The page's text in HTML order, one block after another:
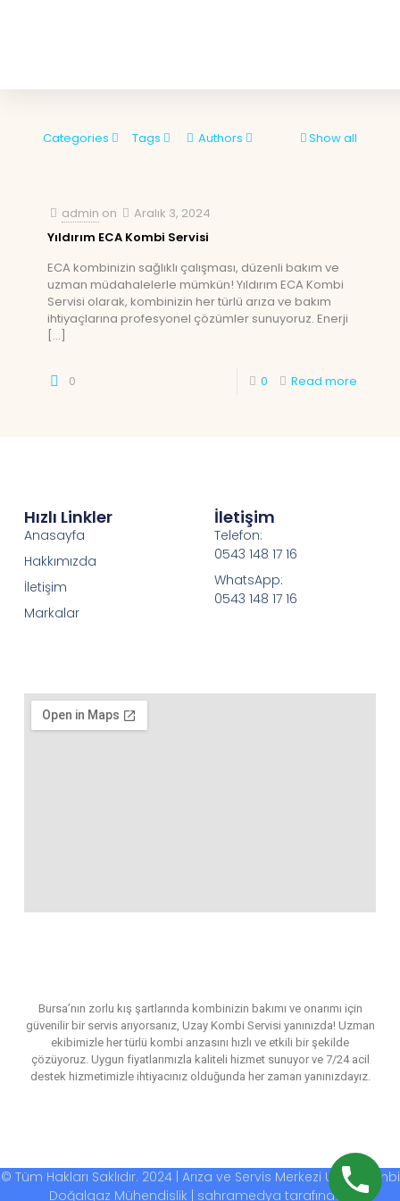
Categories Tags Authors Show all
admin on
Aralık 3, 2024
Yıldırım ECA Kombi Servisi
ECA kombinizin sağlıklı çalışması, düzenli bakım ve
uzman müdahalelerle mümkün! Yıldırım ECA Kombi
Servisi olarak, kombinizin her türlü arıza ve bakım
ihtiyaçlarına profesyonel çözümler sunuyoruz. Enerji
[…]
0 0 Read more
Bursa’nın zorlu kış şartlarında kombinizin bakımı ve onarımı için
güvenilir bir servis arıyorsanız, Uzay Kombi Servisi yanınızda! Uzman
ekibimizle her türlü kombi arızasını hızlı ve etkili bir şekilde
çözüyoruz. Uygun fiyatlarımızla kaliteli hizmet sunuyor ve 7/24 acil
destek hizmetimizle ihtiyacınız olduğunda her zaman yanınızdayız.
Hızlı Linkler
Anasayfa
Hakkımızda
İletişim
Markalar
İletişim
Telefon:
0543 148 17 16
WhatsApp:
0543 148 17 16
© Tüm Hakları Saklıdır. 2024 | Arıza ve Servis Merkezi Uzay Kombi
Doğalgaz Mühendislik | sahramedya tarafından